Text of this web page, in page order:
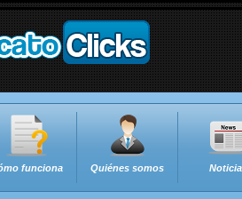
funciona Quiénes somos